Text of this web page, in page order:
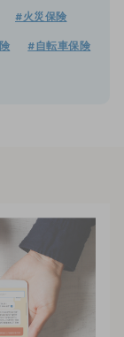
#火災保険
#自転車保険